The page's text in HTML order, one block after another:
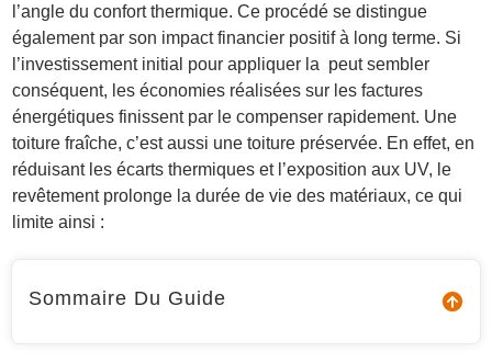
l’angle du confort thermique. Ce procédé se distingue
également par son impact financier positif à long terme. Si
l’investissement initial pour appliquer la peut sembler
conséquent, les économies réalisées sur les factures
énergétiques finissent par le compenser rapidement. Une
toiture fraîche, c’est aussi une toiture préservée. En effet, en
réduisant les écarts thermiques et l’exposition aux UV, le
revêtement prolonge la durée de vie des matériaux, ce qui
limite ainsi :
Sommaire Du Guide